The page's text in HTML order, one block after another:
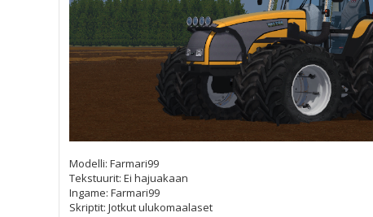
Modelli: Farmari99
Tekstuurit: Ei hajuakaan
Ingame: Farmari99
Skriptit: Jotkut ulukomaalaset